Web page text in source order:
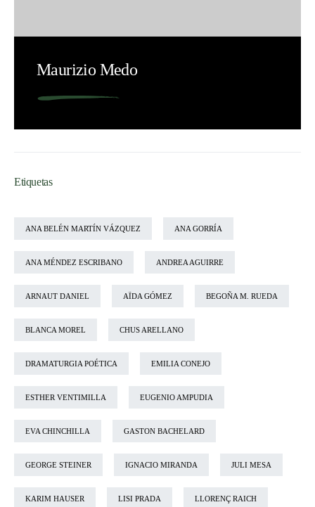
Maurizio Medo
Etiquetas
ANA BELÉN MARTÍN VÁZQUEZ ANA GORRÍA
ANA MÉNDEZ ESCRIBANO ANDREA AGUIRRE
ARNAUT DANIEL AÏDA GÓMEZ BEGOÑA M. RUEDA
BLANCA MOREL CHUS ARELLANO
DRAMATURGIA POÉTICA EMILIA CONEJO
ESTHER VENTIMILLA EUGENIO AMPUDIA
EVA CHINCHILLA GASTON BACHELARD
GEORGE STEINER IGNACIO MIRANDA JULI MESA
KARIM HAUSER LISI PRADA LLORENÇ RAICH